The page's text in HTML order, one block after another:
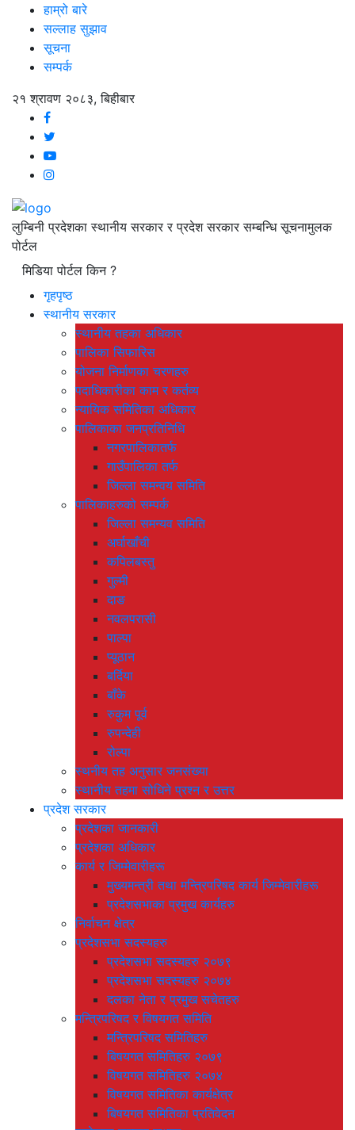
हाम्रो बारे
सल्लाह सुझाव
सूचना
सम्पर्क
२१ श्रावण २०८३, बिहीबार
लुम्बिनी प्रदेशका स्थानीय सरकार र प्रदेश सरकार सम्बन्धि सूचनामुलक
पोर्टल
मिडिया पोर्टल किन ?
गृहपृष्ठ
स्थानीय सरकार
स्थानीय तहका अधिकार
पालिका सिफारिस
योजना निर्माणका चरणहरु
पदाधिकारीका काम र कर्तव्य
न्यायिक समितिका अधिकार
पालिकाका जनप्रतिनिधि
नगरपालिकातर्फ
गाउँपालिका तर्फ
जिल्ला समन्वय समिति
पालिकाहरुको सम्पर्क
जिल्ला समन्यव समिति
अर्घाखाँची
कपिलबस्तु
गुल्मी
दाङ
नवलपरासी
पाल्पा
प्यूठान
बर्दिया
बाँके
रुकुम पूर्व
रुपन्देही
रोल्पा
स्थनीय तह अनुसार जनसंख्या
स्थानीय तहमा सोधिने प्रश्न र उत्तर
प्रदेश सरकार
प्रदेशका जानकारी
प्रदेशका अधिकार
कार्य र जिम्मेवारीहरू
मुख्यमन्त्री तथा मन्त्रिपरिषद कार्य जिम्मेवारीहरू
प्रदेशसभाका प्रमुख कार्यहरु
निर्वाचन क्षेत्र
प्रदेशसभा सदस्यहरु
प्रदेशसभा सदस्यहरु २०७९
प्रदेशसभा सदस्यहरु २०७४
दलका नेता र प्रमुख सचेतहरु
मन्त्रिपरिषद र विषयगत समिति
मन्त्रिपरिषद समितिहरु
बिषयगत समितिहरु २०७९
विषयगत समितिहरु २०७४
विषयगत समितिका कार्यक्षेत्र
बिषयगत समितिका प्रतिवेदन